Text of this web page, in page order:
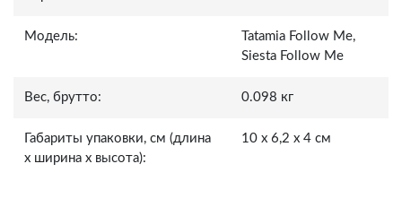
Модель:
Tatamia Follow Me,
Siesta Follow Me
Вес, брутто: 0.098 кг
Габариты упаковки, см (длина
x ширина x высота):
10 х 6,2 х 4 см